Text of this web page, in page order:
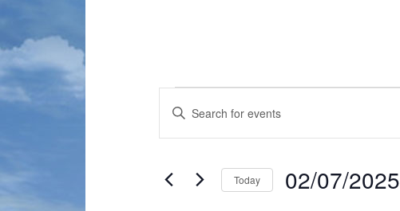
Events
Search
and
Views
Navigation
Enter
Keyword.
Search
Events
Today 02/07/2025